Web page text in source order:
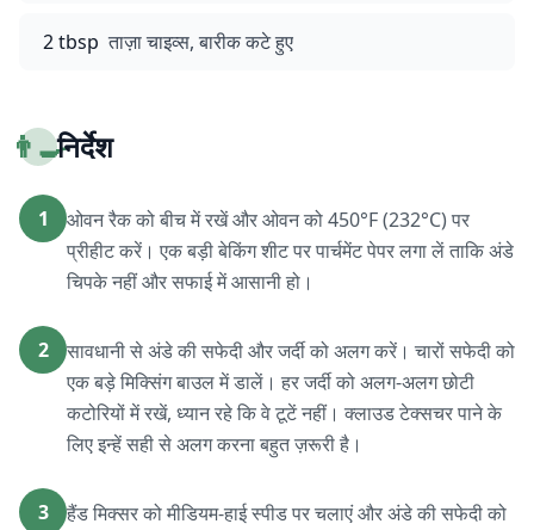
2 tbsp ताज़ा चाइव्स, बारीक कटे हुए
👨‍🍳निर्देश
1
ओवन रैक को बीच में रखें और ओवन को 450°F (232°C) पर
प्रीहीट करें। एक बड़ी बेकिंग शीट पर पार्चमेंट पेपर लगा लें ताकि अंडे
चिपके नहीं और सफाई में आसानी हो।
2
सावधानी से अंडे की सफेदी और जर्दी को अलग करें। चारों सफेदी को
एक बड़े मिक्सिंग बाउल में डालें। हर जर्दी को अलग-अलग छोटी
कटोरियों में रखें, ध्यान रहे कि वे टूटें नहीं। क्लाउड टेक्सचर पाने के
लिए इन्हें सही से अलग करना बहुत ज़रूरी है।
3
हैंड मिक्सर को मीडियम-हाई स्पीड पर चलाएं और अंडे की सफेदी को